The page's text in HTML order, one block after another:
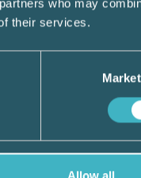
who may
their services.
Behovet
Ett
som ska
viktiga
Beakta